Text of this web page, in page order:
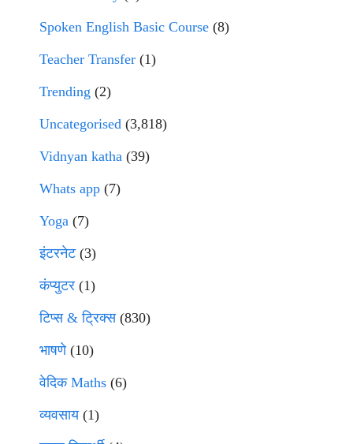
Spoken English Basic Course (8)
Teacher Transfer (1)
Trending (2)
Uncategorised (3,818)
Vidnyan katha (39)
Whats app (7)
Yoga (7)
इंटरनेट(3)
कंप्युटर (1)
टिप्स & ट्रिक्स(830)
भाषणे(10)
वेदिक Maths (6)
व्यवसाय(1)